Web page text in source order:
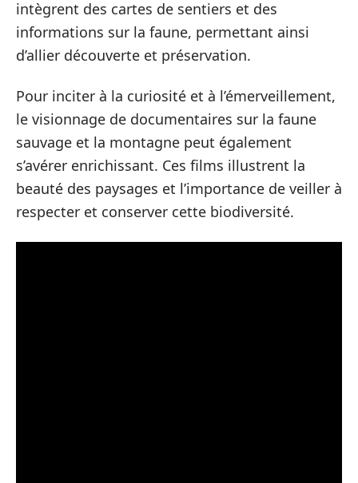
intègrent des cartes de sentiers et des
informations sur la faune, permettant ainsi
d’allier découverte et préservation.
Pour inciter à la curiosité et à l’émerveillement,
le visionnage de documentaires sur la faune
sauvage et la montagne peut également
s’avérer enrichissant. Ces films illustrent la
beauté des paysages et l’importance de veiller à
respecter et conserver cette biodiversité.